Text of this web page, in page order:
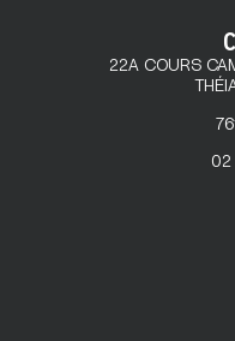
22A COURS
02